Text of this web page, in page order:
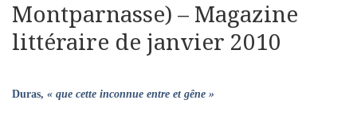
Montparnasse) – Magazine
littéraire de janvier 2010
Duras, « que cette inconnue entre et gêne »